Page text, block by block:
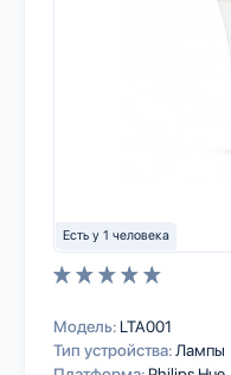
Есть у 1 человека
Модель: LTA001
Тип устройства: Лампы